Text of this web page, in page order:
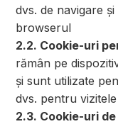
dvs. de navigare
browserul
2.2. Cookie-uri
rămân pe
și sunt utilizate
dvs. pentru
2.3. Cookie-uri